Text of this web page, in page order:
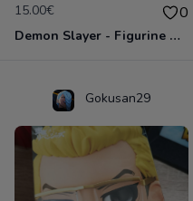
15.00€ 0
Demon Slayer - Figurine Muzan Kibutsuji - Banpresto - Bandai - Kimetsu no yaiba
Gokusan29